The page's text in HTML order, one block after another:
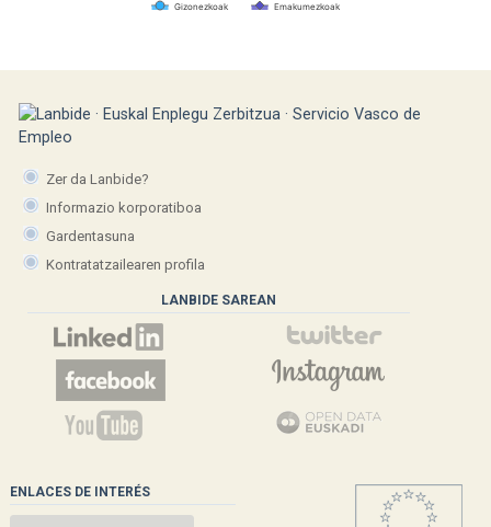
Gizonezkoak Emakumezkoak
Zer da Lanbide?
Informazio korporatiboa
Gardentasuna
Kontratatzailearen profila
LANBIDE SAREAN
ENLACES DE INTERÉS